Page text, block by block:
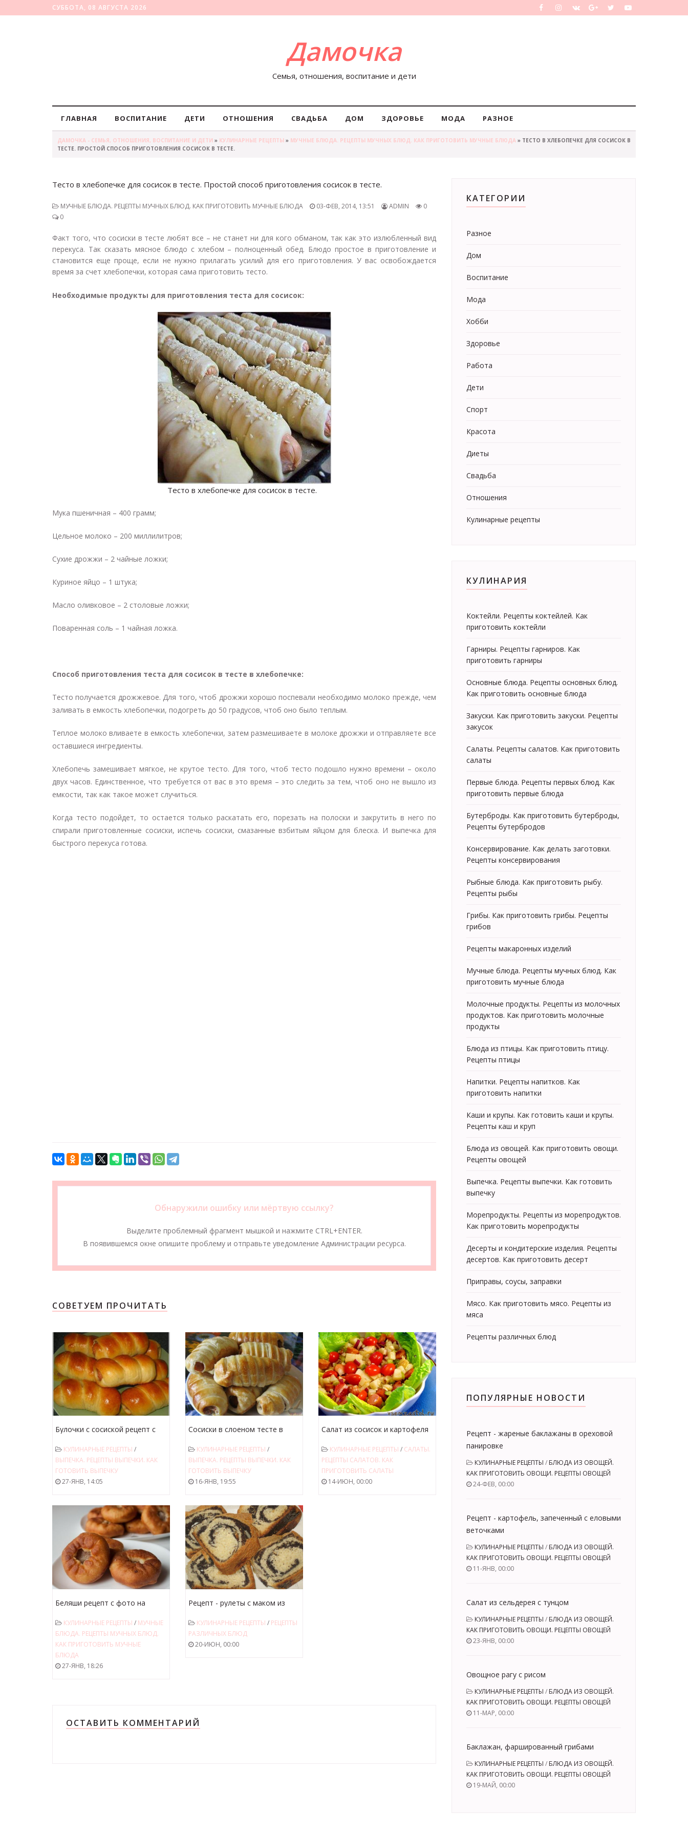
СУББОТА, 08 АВГУСТА 2026
Дамочка
Семья, отношения, воспитание и дети
ГЛАВНАЯ ВОСПИТАНИЕ ДЕТИ ОТНОШЕНИЯ СВАДЬБА ДОМ ЗДОРОВЬЕ МОДА РАЗНОЕ
ДАМОЧКА - СЕМЬЯ, ОТНОШЕНИЯ, ВОСПИТАНИЕ И ДЕТИ » КУЛИНАРНЫЕ РЕЦЕПТЫ » МУЧНЫЕ БЛЮДА. РЕЦЕПТЫ МУЧНЫХ БЛЮД. КАК ПРИГОТОВИТЬ МУЧНЫЕ БЛЮДА » ТЕСТО В ХЛЕБОПЕЧКЕ ДЛЯ СОСИСОК В
ТЕСТЕ. ПРОСТОЙ СПОСОБ ПРИГОТОВЛЕНИЯ СОСИСОК В ТЕСТЕ.
Тесто в хлебопечке для сосисок в тесте. Простой способ приготовления сосисок в тесте.
МУЧНЫЕ БЛЮДА. РЕЦЕПТЫ МУЧНЫХ БЛЮД. КАК ПРИГОТОВИТЬ МУЧНЫЕ БЛЮДА 03-ФЕВ, 2014, 13:51 ADMIN
0
0
Факт того, что сосиски в тесте любят все – не станет ни для кого обманом, так как это излюбленный вид
перекуса. Так сказать мясное блюдо с хлебом – полноценный обед. Блюдо простое в приготовление и
становится еще проще, если не нужно прилагать усилий для его приготовления. У вас освобождается
время за счет хлебопечки, которая сама приготовить тесто.
Необходимые продукты для приготовления теста для сосисок:
Тесто в хлебопечке для сосисок в тесте.
Мука пшеничная – 400 грамм;
Цельное молоко – 200 миллилитров;
Сухие дрожжи – 2 чайные ложки;
Куриное яйцо – 1 штука;
Масло оливковое – 2 столовые ложки;
Поваренная соль – 1 чайная ложка.
Способ приготовления теста для сосисок в тесте в хлебопечке:
Тесто получается дрожжевое. Для того, чтоб дрожжи хорошо поспевали необходимо молоко прежде, чем
заливать в емкость хлебопечки, подогреть до 50 градусов, чтоб оно было теплым.
Теплое молоко вливаете в емкость хлебопечки, затем размешиваете в молоке дрожжи и отправляете все
оставшиеся ингредиенты.
Хлебопечь замешивает мягкое, не крутое тесто. Для того, чтоб тесто подошло нужно времени – около
двух часов. Единственное, что требуется от вас в это время – это следить за тем, чтоб оно не вышло из
емкости, так как такое может случиться.
Когда тесто подойдет, то остается только раскатать его, порезать на полоски и закрутить в него по
спирали приготовленные сосиски, испечь сосиски, смазанные взбитым яйцом для блеска. И выпечка для
быстрого перекуса готова.
Обнаружили ошибку или мёртвую ссылку?
Выделите проблемный фрагмент мышкой и нажмите CTRL+ENTER.
В появившемся окне опишите проблему и отправьте уведомление Администрации ресурса.
СОВЕТУЕМ ПРОЧИТАТЬ
Булочки с сосиской рецепт с
быстрого перекуса.
КУЛИНАРНЫЕ РЕЦЕПТЫ /
ВЫПЕЧКА. РЕЦЕПТЫ ВЫПЕЧКИ. КАК
ГОТОВИТЬ ВЫПЕЧКУ
27-ЯНВ, 14:05
Сосиски в слоеном тесте в
мультиваркой? Сосиски в тесте
- один из рецептов быстрого
перекуса можно приготовить в
КУЛИНАРНЫЕ РЕЦЕПТЫ /
ВЫПЕЧКА. РЕЦЕПТЫ ВЫПЕЧКИ. КАК
ГОТОВИТЬ ВЫПЕЧКУ
16-ЯНВ, 19:55
Салат из сосисок и картофеля
КУЛИНАРНЫЕ РЕЦЕПТЫ / САЛАТЫ.
РЕЦЕПТЫ САЛАТОВ. КАК
ПРИГОТОВИТЬ САЛАТЫ
14-ИЮН, 00:00
Беляши рецепт с фото на
на кефире для беляшей.
КУЛИНАРНЫЕ РЕЦЕПТЫ / МУЧНЫЕ
БЛЮДА. РЕЦЕПТЫ МУЧНЫХ БЛЮД.
КАК ПРИГОТОВИТЬ МУЧНЫЕ
БЛЮДА
27-ЯНВ, 18:26
Рецепт - рулеты с маком из
КУЛИНАРНЫЕ РЕЦЕПТЫ / РЕЦЕПТЫ
РАЗЛИЧНЫХ БЛЮД
20-ИЮН, 00:00
ОСТАВИТЬ КОММЕНТАРИЙ
КАТЕГОРИИ
Разное
Дом
Воспитание
Мода
Хобби
Здоровье
Работа
Дети
Спорт
Красота
Диеты
Свадьба
Отношения
Кулинарные рецепты
КУЛИНАРИЯ
Коктейли. Рецепты коктейлей. Как
приготовить коктейли
Гарниры. Рецепты гарниров. Как
приготовить гарниры
Основные блюда. Рецепты основных блюд.
Как приготовить основные блюда
Закуски. Как приготовить закуски. Рецепты
закусок
Салаты. Рецепты салатов. Как приготовить
салаты
Первые блюда. Рецепты первых блюд. Как
приготовить первые блюда
Бутерброды. Как приготовить бутерброды,
Рецепты бутербродов
Консервирование. Как делать заготовки.
Рецепты консервирования
Рыбные блюда. Как приготовить рыбу.
Рецепты рыбы
Грибы. Как приготовить грибы. Рецепты
грибов
Рецепты макаронных изделий
Мучные блюда. Рецепты мучных блюд. Как
приготовить мучные блюда
Молочные продукты. Рецепты из молочных
продуктов. Как приготовить молочные
продукты
Блюда из птицы. Как приготовить птицу.
Рецепты птицы
Напитки. Рецепты напитков. Как
приготовить напитки
Каши и крупы. Как готовить каши и крупы.
Рецепты каш и круп
Блюда из овощей. Как приготовить овощи.
Рецепты овощей
Выпечка. Рецепты выпечки. Как готовить
выпечку
Морепродукты. Рецепты из морепродуктов.
Как приготовить морепродукты
Десерты и кондитерские изделия. Рецепты
десертов. Как приготовить десерт
Приправы, соусы, заправки
Мясо. Как приготовить мясо. Рецепты из
мяса
Рецепты различных блюд
ПОПУЛЯРНЫЕ НОВОСТИ
Рецепт - жареные баклажаны в ореховой
панировке
КУЛИНАРНЫЕ РЕЦЕПТЫ / БЛЮДА ИЗ ОВОЩЕЙ.
КАК ПРИГОТОВИТЬ ОВОЩИ. РЕЦЕПТЫ ОВОЩЕЙ
24-ФЕВ, 00:00
Рецепт - картофель, запеченный с еловыми
веточками
КУЛИНАРНЫЕ РЕЦЕПТЫ / БЛЮДА ИЗ ОВОЩЕЙ.
КАК ПРИГОТОВИТЬ ОВОЩИ. РЕЦЕПТЫ ОВОЩЕЙ
11-ЯНВ, 00:00
Салат из сельдерея с тунцом
КУЛИНАРНЫЕ РЕЦЕПТЫ / БЛЮДА ИЗ ОВОЩЕЙ.
КАК ПРИГОТОВИТЬ ОВОЩИ. РЕЦЕПТЫ ОВОЩЕЙ
23-ЯНВ, 00:00
Овощное рагу с рисом
КУЛИНАРНЫЕ РЕЦЕПТЫ / БЛЮДА ИЗ ОВОЩЕЙ.
КАК ПРИГОТОВИТЬ ОВОЩИ. РЕЦЕПТЫ ОВОЩЕЙ
11-МАР, 00:00
Баклажан, фаршированный грибами
КУЛИНАРНЫЕ РЕЦЕПТЫ / БЛЮДА ИЗ ОВОЩЕЙ.
КАК ПРИГОТОВИТЬ ОВОЩИ. РЕЦЕПТЫ ОВОЩЕЙ
19-МАЙ, 00:00